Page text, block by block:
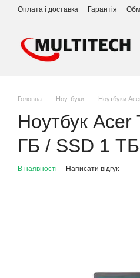
Перейти до основного контенту
Оплата і доставка Гарантія
Головна Ноутбуки Ноутбуки
Ноутбук
ГБ / SSD 1
В наявності Написати відгук